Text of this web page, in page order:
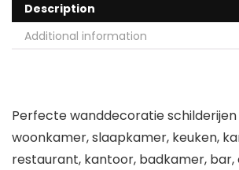
Description
Additional information
Perfecte wanddecoratie
woonkamer, slaapkamer, keuken,
restaurant, kantoor, badkamer, bar,